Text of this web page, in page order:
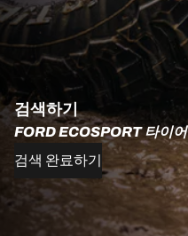
검색하기
FORD ECOSPORT 타이어
검색 완료하기